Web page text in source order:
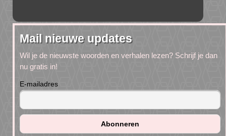
Mail nieuwe updates
Wil je de nieuwste woorden en verhalen lezen? Schrijf je dan
nu gratis in!
E-mailadres